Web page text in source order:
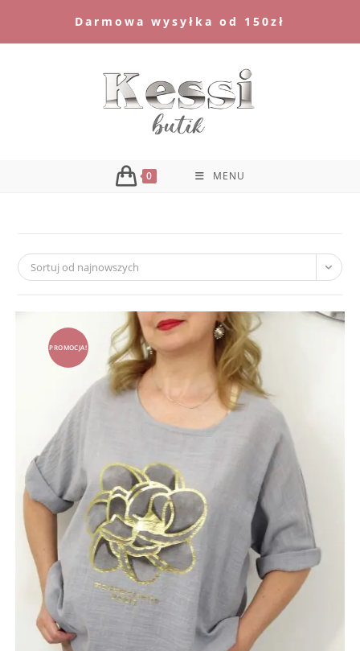
Darmowa wysyłka od 150zł
0 MENU
Sortuj od najnowszych
PROMOCJA!